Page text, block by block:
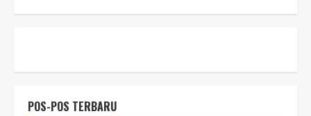
POS-POS TERBARU